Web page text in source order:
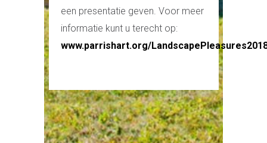
een presentatie geven. Voor meer
informatie kunt u terecht op:
www.parrishart.org/